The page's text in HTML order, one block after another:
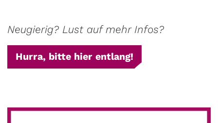
Neugierig? Lust auf mehr Infos?
Hurra, bitte hier entlang!